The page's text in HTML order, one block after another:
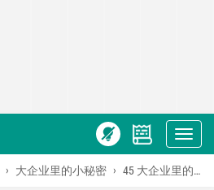
Show
menu
大企业里的小秘密 45 大企业里的小秘密